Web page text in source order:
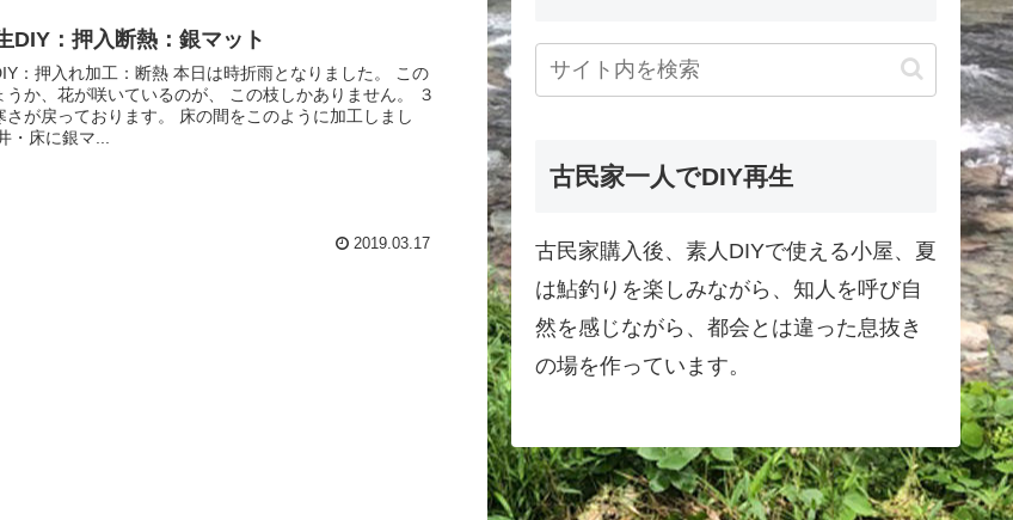
DIY：押入断熱：銀マット
：押入れ加工：断熱 本日は時折雨となりました。 この
うか、花が咲いているのが、 この枝しかありません。 ３
さが戻っております。 床の間をこのように加工しまし
・床に銀マ...
2019.03.17
古民家一人でDIY再生
古民家購入後、素人DIYで使える小屋、夏
は鮎釣りを楽しみながら、知人を呼び自
然を感じながら、都会とは違った息抜き
の場を作っています。